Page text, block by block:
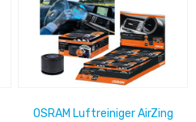
OSRAM Luftreiniger AirZing